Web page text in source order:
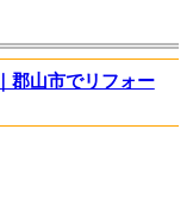
郡山市でリフォー